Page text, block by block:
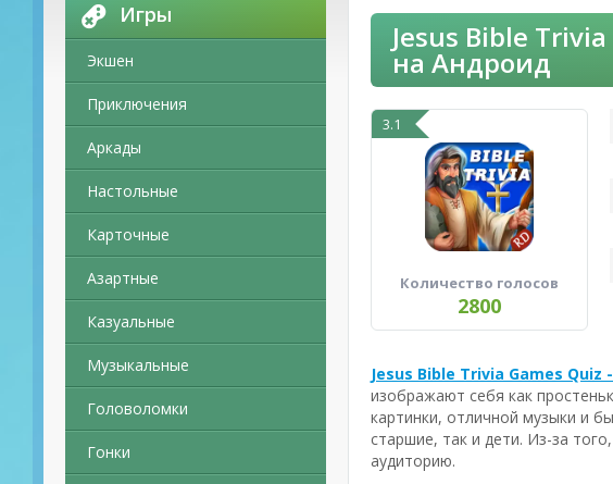
Игры
Экшен
Приключения
Аркады
Настольные
Карточные
Азартные
Казуальные
Музыкальные
Головоломки
Гонки
Jesus Bible
на Андроид
3.1
Количество голосов
2800
Jesus Bible Trivia Games Quiz
изображают себя как
картинки, отличной музыки и
старшие, так и дети. Из-за
аудиторию.